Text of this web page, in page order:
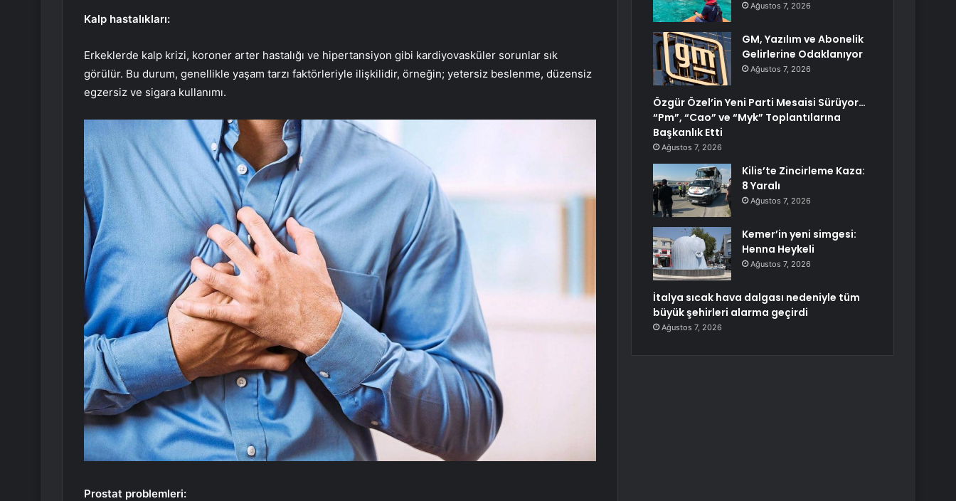
Kalp hastalıkları:
Erkeklerde kalp krizi, koroner arter hastalığı ve hipertansiyon gibi kardiyovasküler sorunlar sık
görülür. Bu durum, genellikle yaşam tarzı faktörleriyle ilişkilidir, örneğin; yetersiz beslenme, düzensiz
egzersiz ve sigara kullanımı.
Prostat problemleri:
Ağustos 7, 2026
GM, Yazılım ve Abonelik
Gelirlerine Odaklanıyor
Ağustos 7, 2026
Özgür Özel’in Yeni Parti Mesaisi Sürüyor…
“Pm”, “Cao” ve “Myk” Toplantılarına
Başkanlık Etti
Ağustos 7, 2026
Kilis’te Zincirleme Kaza:
8 Yaralı
Ağustos 7, 2026
Kemer’in yeni simgesi:
Henna Heykeli
Ağustos 7, 2026
İtalya sıcak hava dalgası nedeniyle tüm
büyük şehirleri alarma geçirdi
Ağustos 7, 2026